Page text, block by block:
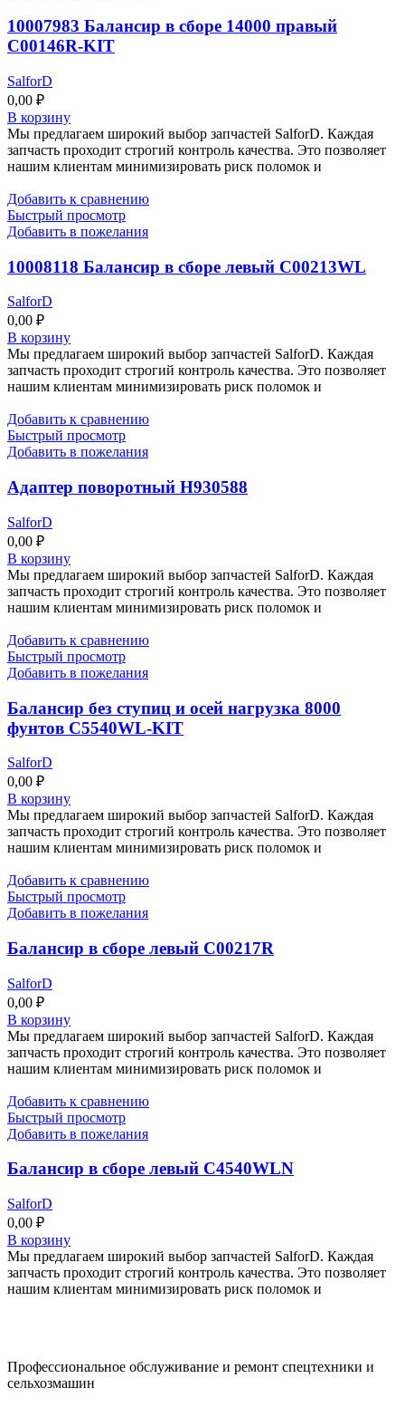
10007983 Балансир в сборе 14000 правый
C00146R-KIT
SalforD
0,00 ₽
В корзину
Мы предлагаем широкий выбор запчастей SalforD. Каждая
запчасть проходит строгий контроль качества. Это позволяет
нашим клиентам минимизировать риск поломок и
Добавить к сравнению
Быстрый просмотр
Добавить в пожелания
10008118 Балансир в сборе левый C00213WL
SalforD
0,00 ₽
В корзину
Мы предлагаем широкий выбор запчастей SalforD. Каждая
запчасть проходит строгий контроль качества. Это позволяет
нашим клиентам минимизировать риск поломок и
Добавить к сравнению
Быстрый просмотр
Добавить в пожелания
Адаптер поворотный Н930588
SalforD
0,00 ₽
В корзину
Мы предлагаем широкий выбор запчастей SalforD. Каждая
запчасть проходит строгий контроль качества. Это позволяет
нашим клиентам минимизировать риск поломок и
Добавить к сравнению
Быстрый просмотр
Добавить в пожелания
Балансир без ступиц и осей нагрузка 8000
фунтов C5540WL-KIT
SalforD
0,00 ₽
В корзину
Мы предлагаем широкий выбор запчастей SalforD. Каждая
запчасть проходит строгий контроль качества. Это позволяет
нашим клиентам минимизировать риск поломок и
Добавить к сравнению
Быстрый просмотр
Добавить в пожелания
Балансир в сборе левый C00217R
SalforD
0,00 ₽
В корзину
Мы предлагаем широкий выбор запчастей SalforD. Каждая
запчасть проходит строгий контроль качества. Это позволяет
нашим клиентам минимизировать риск поломок и
Добавить к сравнению
Быстрый просмотр
Добавить в пожелания
Балансир в сборе левый C4540WLN
SalforD
0,00 ₽
В корзину
Мы предлагаем широкий выбор запчастей SalforD. Каждая
запчасть проходит строгий контроль качества. Это позволяет
нашим клиентам минимизировать риск поломок и
Профессиональное обслуживание и ремонт спецтехники и
сельхозмашин